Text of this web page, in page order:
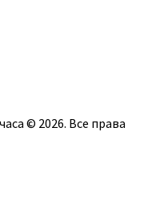
© 2026. Все права